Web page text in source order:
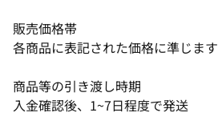
販売価格帯
各商品に表記された価格に準じます
商品等の引き渡し時期
入金確認後、1~7日程度で発送